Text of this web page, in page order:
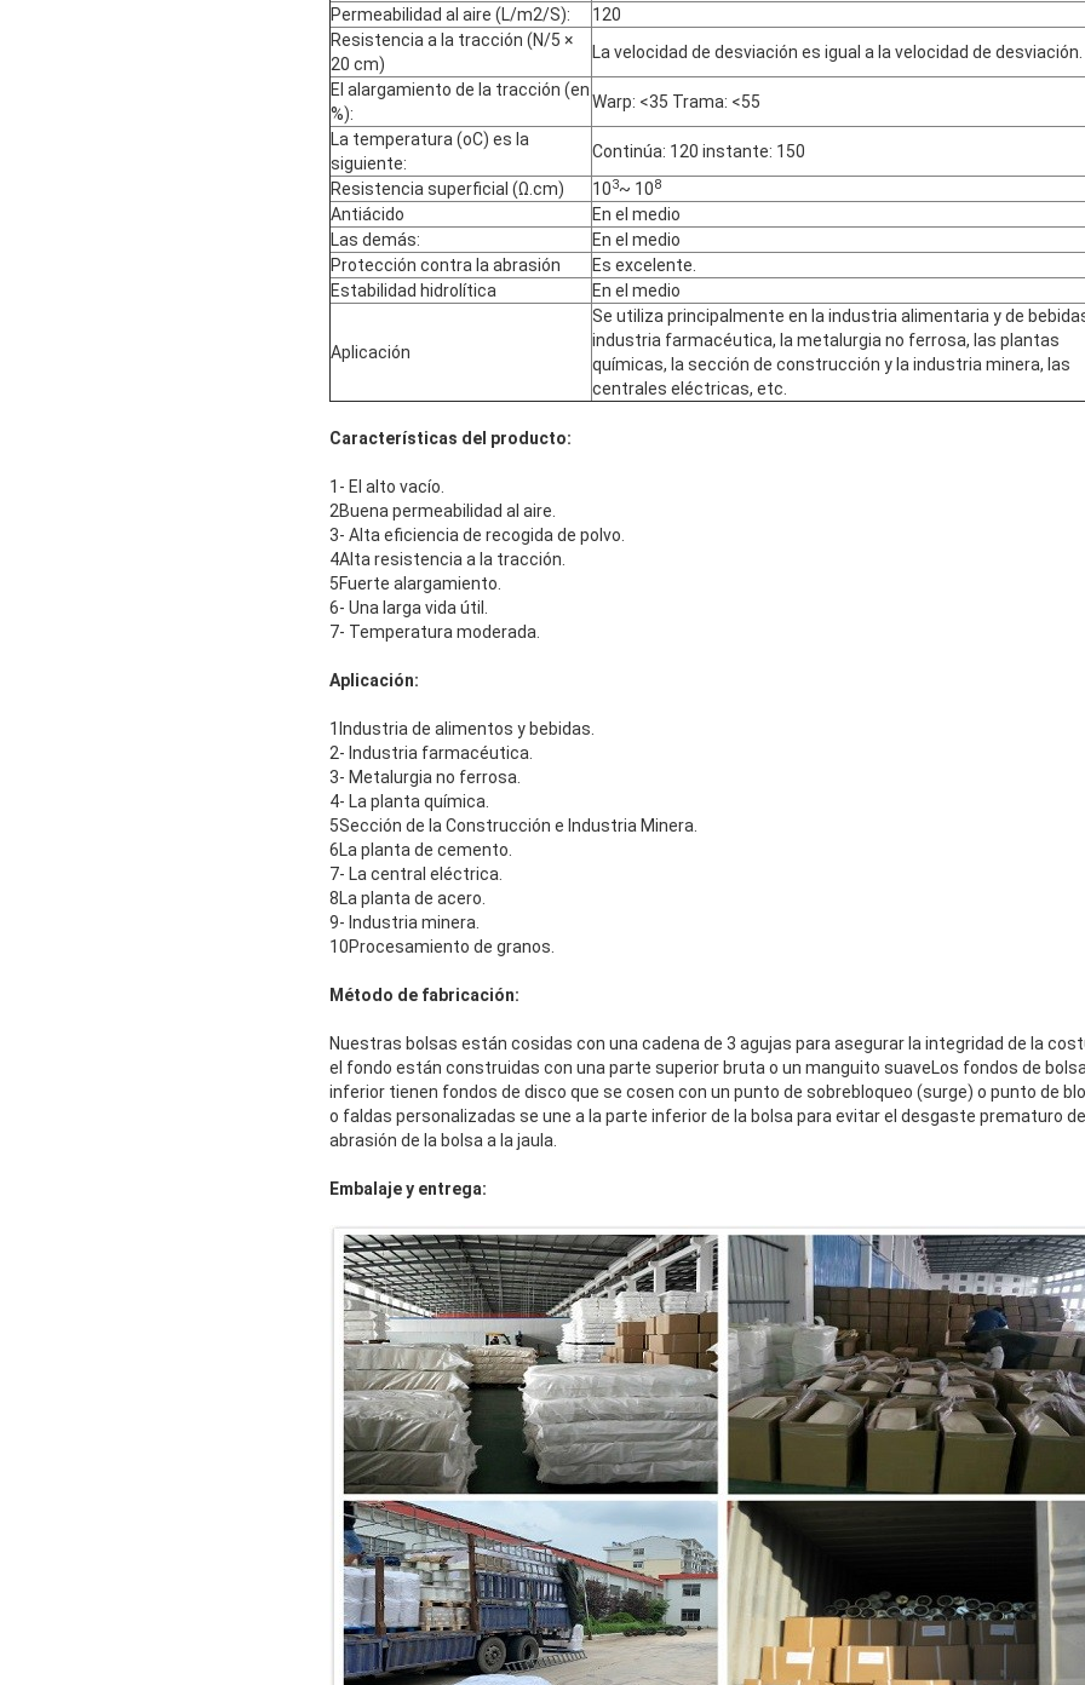
Permeabilidad al aire (L/m2/S):
120
Resistencia a la tracción (N/5 ×
20 cm)
La velocidad de desviación es igual a la velocidad de desviación.
El alargamiento de la tracción (en
%):
Warp: <35 Trama: <55
La temperatura (oC) es la
siguiente:
Continúa: 120 instante: 150
Resistencia superficial (Ω.cm)
103~ 108
Antiácido
En el medio
Las demás:
En el medio
Protección contra la abrasión
Es excelente.
Estabilidad hidrolítica
En el medio
Aplicación
Se utiliza principalmente en la industria alimentaria y de
industria farmacéutica, la metalurgia no ferrosa, las plantas
químicas, la sección de construcción y la industria minera, las
centrales eléctricas, etc.
Características del producto:
1- El alto vacío.
2Buena permeabilidad al aire.
3- Alta eficiencia de recogida de polvo.
4Alta resistencia a la tracción.
5Fuerte alargamiento.
6- Una larga vida útil.
7- Temperatura moderada.
Aplicación:
1Industria de alimentos y bebidas.
2- Industria farmacéutica.
3- Metalurgia no ferrosa.
4- La planta química.
5Sección de la Construcción e Industria Minera.
6La planta de cemento.
7- La central eléctrica.
8La planta de acero.
9- Industria minera.
10Procesamiento de granos.
Método de fabricación:
Nuestras bolsas están cosidas con una cadena de 3 agujas para asegurar la integridad de la
el fondo están construidas con una parte superior bruta o un manguito suaveLos fondos de
inferior tienen fondos de disco que se cosen con un punto de sobrebloqueo (surge) o punto de
o faldas personalizadas se une a la parte inferior de la bolsa para evitar el desgaste prematuro
abrasión de la bolsa a la jaula.
Embalaje y entrega: